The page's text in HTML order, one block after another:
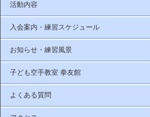
活動内容
入会案内・練習スケジュール
お知らせ・練習風景
子ども空手教室 拳友館
よくある質問